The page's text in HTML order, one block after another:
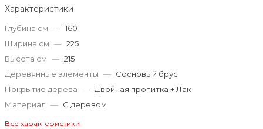
Характеристики
Глубина см — 160
Ширина см — 225
Высота см — 215
Деревянные элементы — Сосновый брус
Покрытие дерева — Двойная пропитка + Лак
Материал — С деревом
Все характеристики